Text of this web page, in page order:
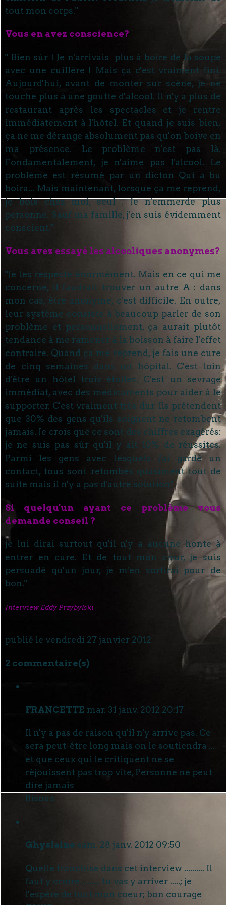
tout mon corps."
Vous en avez conscience?
" Bien sûr ! Je n'arrivais plus à boire de la soupe
avec une cuillère ! Mais ça c'est vraiment fini.
Aujourd'hui, avant de monter sur scène, je ne
touche plus à une goutte d'alcool. Il n'y a plus de
restaurant après les spectacles et je rentre
immédiatement à l'hôtel. Et quand je suis bien,
ça ne me dérange absolument pas qu'on boive en
ma présence. Le problème n'est pas là.
Fondamentalement, je n'aime pas l'alcool. Le
problème est résumé par un dicton Qui a bu
boira... Mais maintenant, lorsque ça me reprend,
je bois chez moi, seul . Je n'emmerde plus
personne. Sauf ma famille, j'en suis évidemment
conscient."
Vous avez essayé les alcooliques anonymes?
"Je les respecte énormément. Mais en ce qui me
concerne, il faudrait trouver un autre A : dans
mon cas, être anonyme, c'est difficile. En outre,
leur système consiste à beaucoup parler de son
problème et personnellement, ça aurait plutôt
tendance à me ramener à la boisson à faire l'effet
contraire. Quand ça me reprend, je fais une cure
de cinq semaines dans un hôpital. C'est loin
d'être un hôtel trois étoiles. C'est un sevrage
immédiat, avec des médicaments pour aider à le
supporter. C'est vraiment très dur. Ils prétendent
que 30% des gens qu'ils soignent ne retombent
jamais. Je crois que ce sont des chiffres exagérés:
je ne suis pas sûr qu'il y ait 10% de réussites.
Parmi les gens avec lesquels j'ai gardé un
contact, tous sont retombés quasiment tout de
suite mais il n'y a pas d'autre solution"
Si quelqu'un ayant ce problème vous
demande conseil ?
je lui dirai surtout qu'il n'y a aucune honte à
entrer en cure. Et de tout mon cœur, je suis
persuadé qu'un jour, je m'en sortirai pour de
bon."
Interview Eddy Przybylski
publié le vendredi 27 janvier 2012
2 commentaire(s)
FRANCETTE mar. 31 janv. 2012 20:17
Il n'y a pas de raison qu'il n'y arrive pas. Ce
sera peut-être long mais on le soutiendra ...
et que ceux qui le critiquent ne se
réjouissent pas trop vite, Personne ne peut
dire jamais
Bisous
Ghyslaine sam. 28 janv. 2012 09:50
Quelle franchise dans cet interview .......... Il
faut y croire ......... tu vas y arriver .....; je
l'espère de tout mon coeur; bon courage